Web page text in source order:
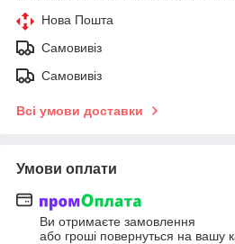
Нова Пошта
Самовивіз
Самовивіз
Всі умови доставки
Умови оплати
Ви отримаєте замовлення
або гроші повернуться на вашу